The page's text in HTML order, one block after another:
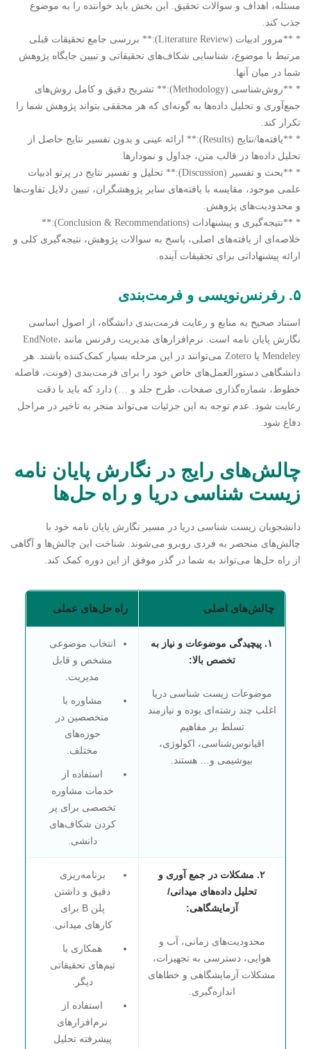
مسئله، اهداف و سوالات تحقیق. این بخش باید خواننده را به موضوع
جذب کند.
* **مرور ادبیات (Literature Review):** بررسی جامع تحقیقات قبلی
مرتبط با موضوع، شناسایی شکاف‌های تحقیقاتی و تبیین جایگاه پژوهش
شما در میان آنها.
* **روش‌شناسی (Methodology):** تشریح دقیق و کامل روش‌های
جمع‌آوری و تحلیل داده‌ها به گونه‌ای که هر محققی بتواند پژوهش شما را
تکرار کند.
* **یافته‌ها/نتایج (Results):** ارائه عینی و بدون تفسیر نتایج حاصل از
تحلیل داده‌ها در قالب متن، جداول و نمودارها.
* **بحث و تفسیر (Discussion):** تحلیل و تفسیر نتایج در پرتو ادبیات
علمی موجود، مقایسه با یافته‌های سایر پژوهشگران، تبیین دلایل تفاوت‌ها
و محدودیت‌های پژوهش.
* **نتیجه‌گیری و پیشنهادات (Conclusion & Recommendations):**
خلاصه‌ای از یافته‌های اصلی، پاسخ به سوالات پژوهش، نتیجه‌گیری کلی و
ارائه پیشنهاداتی برای تحقیقات آینده.
۵. رفرنس‌نویسی و فرمت‌بندی
استناد صحیح به منابع و رعایت فرمت‌بندی دانشگاه، از اصول اساسی
نگارش پایان نامه است. نرم‌افزارهای مدیریت رفرنس مانند EndNote،
Mendeley یا Zotero می‌توانند در این مرحله بسیار کمک‌کننده باشند. هر
دانشگاهی دستورالعمل‌های خاص خود را برای فرمت‌بندی (فونت، فاصله
خطوط، شماره‌گذاری صفحات، طرح جلد و …) دارد که باید با دقت
رعایت شود. عدم توجه به این جزئیات می‌تواند منجر به تاخیر در مراحل
دفاع شود.
چالش‌های رایج در نگارش پایان نامه
زیست شناسی دریا و راه حل‌ها
دانشجویان زیست شناسی دریا در مسیر نگارش پایان نامه خود با
چالش‌های منحصر به فردی روبرو می‌شوند. شناخت این چالش‌ها و آگاهی
از راه حل‌ها می‌تواند به شما در گذر موفق از این دوره کمک کند.
چالش‌های اصلی راه حل‌های عملی
۱. پیچیدگی موضوعات و نیاز به
تخصص بالا:
موضوعات زیست شناسی دریا
اغلب چند رشته‌ای بوده و نیازمند
تسلط بر مفاهیم
اقیانوس‌شناسی، اکولوژی،
بیوشیمی و… هستند.
انتخاب موضوعی
مشخص و قابل
مدیریت.
مشاوره با
متخصصین در
حوزه‌های
مختلف.
استفاده از
خدمات مشاوره
تخصصی برای پر
کردن شکاف‌های
دانشی.
۲. مشکلات در جمع آوری و
تحلیل داده‌های میدانی/
آزمایشگاهی:
محدودیت‌های زمانی، آب و
هوایی، دسترسی به تجهیزات،
مشکلات آزمایشگاهی و خطاهای
اندازه‌گیری.
برنامه‌ریزی
دقیق و داشتن
پلن B برای
کارهای میدانی.
همکاری با
تیم‌های تحقیقاتی
دیگر.
استفاده از
نرم‌افزارهای
پیشرفته تحلیل